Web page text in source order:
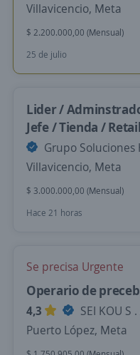
Villavicencio, Meta
$ 2.200.000,00 (Mensual)
25 de julio
Lider /
Jefe / Tienda /
Grupo Soluciones
Villavicencio, Meta
$ 3.000.000,00 (Mensual)
Hace 21 horas
Se precisa Urgente
Operario de
4,3
SEI KOU S .
Puerto López, Meta